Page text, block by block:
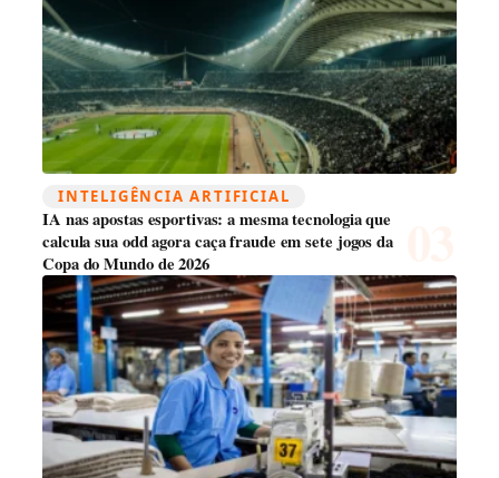
INTELIGÊNCIA ARTIFICIAL
IA nas apostas esportivas: a mesma tecnologia que
calcula sua odd agora caça fraude em sete jogos da
Copa do Mundo de 2026